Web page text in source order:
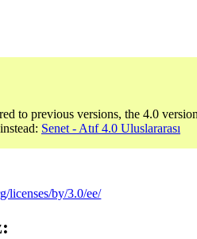
to previous versions, the 4.0
Senet - Atıf 4.0 Uluslararası
licenses/by/3.0/ee/